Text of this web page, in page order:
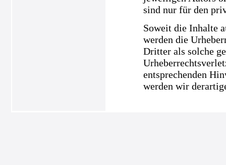
sind nur für den
Soweit die Inhalte
werden die
Dritter als solche
entsprechenden
werden wir